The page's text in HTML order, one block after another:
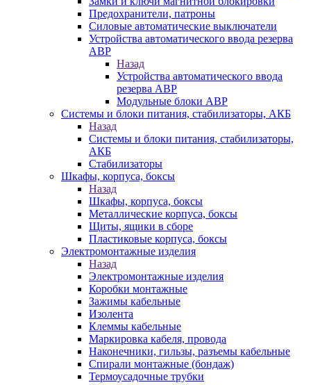
Предохранители, патроны
Силовые автоматические выключатели
Устройства автоматического ввода резерва
АВР
Назад
Устройства автоматического ввода
резерва АВР
Модульные блоки АВР
Системы и блоки питания, стабилизаторы, АКБ
Назад
Системы и блоки питания, стабилизаторы,
АКБ
Стабилизаторы
Шкафы, корпуса, боксы
Назад
Шкафы, корпуса, боксы
Металлические корпуса, боксы
Щиты, ящики в сборе
Пластиковые корпуса, боксы
Электромонтажные изделия
Назад
Электромонтажные изделия
Коробки монтажные
Зажимы кабельные
Изолента
Клеммы кабельные
Маркировка кабеля, провода
Наконечники, гильзы, разъемы кабельные
Спирали монтажные (бондаж)
Термоусадочные трубки